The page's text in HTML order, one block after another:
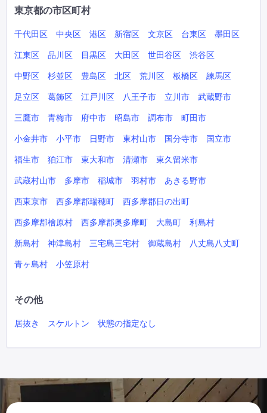
東京都の市区町村
千代田区 中央区 港区 新宿区 文京区 台東区 墨田区
江東区 品川区 目黒区 大田区 世田谷区 渋谷区
中野区 杉並区 豊島区 北区 荒川区 板橋区 練馬区
足立区 葛飾区 江戸川区 八王子市 立川市 武蔵野市
三鷹市 青梅市 府中市 昭島市 調布市 町田市
小金井市 小平市 日野市 東村山市 国分寺市 国立市
福生市 狛江市 東大和市 清瀬市 東久留米市
武蔵村山市 多摩市 稲城市 羽村市 あきる野市
西東京市 西多摩郡瑞穂町 西多摩郡日の出町
西多摩郡檜原村 西多摩郡奥多摩町 大島町 利島村
新島村 神津島村 三宅島三宅村 御蔵島村 八丈島八丈町
青ヶ島村 小笠原村
その他
居抜き スケルトン 状態の指定なし